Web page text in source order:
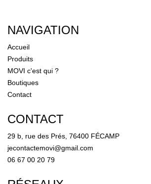
NAVIGATION
Accueil
Produits
MOVI c'est qui ?
Boutiques
Contact
CONTACT
29 b, rue des Prés, 76400 FÉCAMP
jecontactemovi@gmail.com
06 67 00 20 79